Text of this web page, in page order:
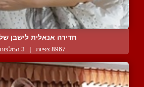
חדירה אנאלית לישבן
8967 צפיות | 3 המלצות